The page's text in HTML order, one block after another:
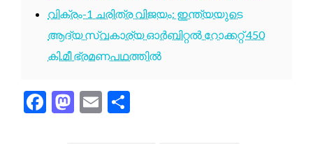
വിക്രം-1 ചരിത്ര വിജയം: ഇന്ത്യയുടെ
ആദ്യ സ്വകാര്യ ഓർബിറ്റൽ റോക്കറ്റ് 450
കി.മീ ഭ്രമണപഥത്തിൽ
Facebook
Mastodon
Email